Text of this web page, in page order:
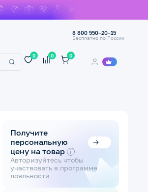
8 800 550–20–15
Бесплатно по России
0 0 0
Получите
персональную
цену на товар i
Авторизуйтесь чтобы
участвовать в программе
лояльности